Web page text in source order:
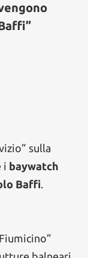
sulla
i baywatch
Baffi.